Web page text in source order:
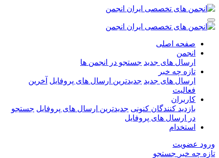
صفحه اصلی
انجمن
ارسال های جدید جستجو در انجمن ها
تازه چه خبر
ارسال های جدید جدیدترین ارسال های پروفایل
آخرین
فعالیت
کاربران
بازدید کنندگان کنونی
جدیدترین ارسال های پروفایل
جستجو
در ارسال های پروفایل
استخدام
ورود
عضویت
تازه چه خبر جستجو